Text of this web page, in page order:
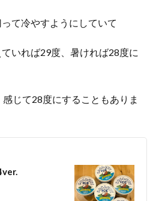
て冷やすようにしていて
いれば29度、暑ければ28度に
じて28度にすることもありま